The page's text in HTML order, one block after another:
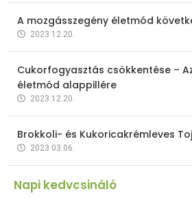
A mozgásszegény életmód
2023.12.20.
Cukorfogyasztás csökkentése –
életmód alappillére
2023.12.20.
Brokkoli- és Kukoricakrémleves
2023.03.06.
Napi kedvcsináló